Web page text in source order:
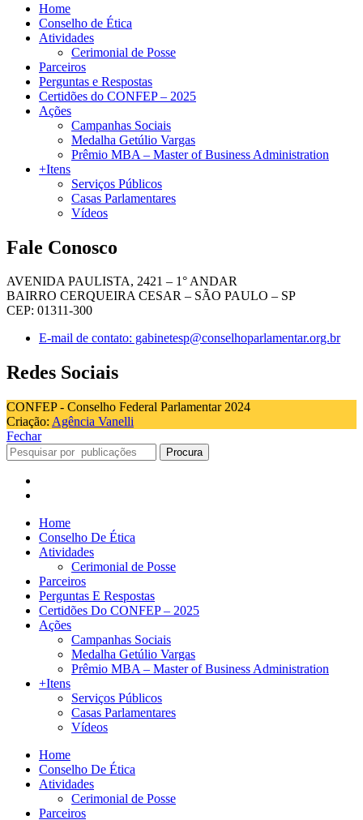
Home
Conselho de Ética
Atividades
Cerimonial de Posse
Parceiros
Perguntas e Respostas
Certidões do CONFEP – 2025
Ações
Campanhas Sociais
Medalha Getúlio Vargas
Prêmio MBA – Master of Business Administration
+Itens
Serviços Públicos
Casas Parlamentares
Vídeos
Fale Conosco
AVENIDA PAULISTA, 2421 – 1° ANDAR
BAIRRO CERQUEIRA CESAR – SÃO PAULO – SP
CEP: 01311-300
E-mail de contato: gabinetesp@conselhoparlamentar.org.br
Redes Sociais
CONFEP - Conselho Federal Parlamentar 2024
Criação: Agência Vanelli
Fechar
Procura
Home
Conselho De Ética
Atividades
Cerimonial de Posse
Parceiros
Perguntas E Respostas
Certidões Do CONFEP – 2025
Ações
Campanhas Sociais
Medalha Getúlio Vargas
Prêmio MBA – Master of Business Administration
+Itens
Serviços Públicos
Casas Parlamentares
Vídeos
Home
Conselho De Ética
Atividades
Cerimonial de Posse
Parceiros